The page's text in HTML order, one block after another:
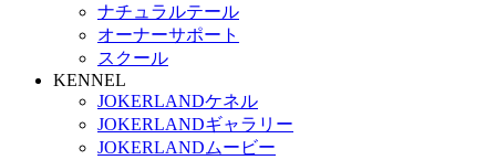
ナチュラルテール
オーナーサポート
スクール
KENNEL
JOKERLANDケネル
JOKERLANDギャラリー
JOKERLANDムービー